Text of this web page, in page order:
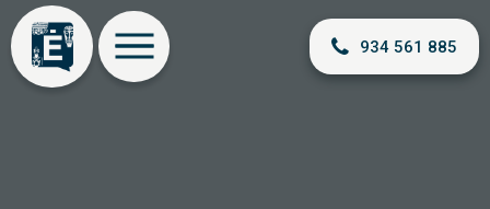
934 561 885